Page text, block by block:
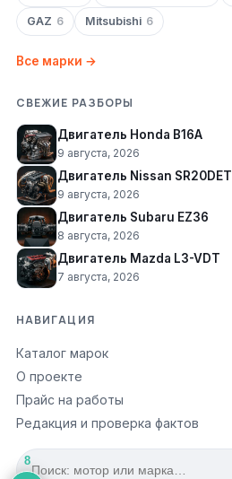
GAZ 6 Mitsubishi 6
Все марки →
СВЕЖИЕ РАЗБОРЫ
Двигатель Honda B16A
9 августа, 2026
Двигатель Nissan SR20DET
9 августа, 2026
Двигатель Subaru EZ36
8 августа, 2026
Двигатель Mazda L3-VDT
7 августа, 2026
НАВИГАЦИЯ
Каталог марок
О проекте
Прайс на работы
Редакция и проверка фактов
8